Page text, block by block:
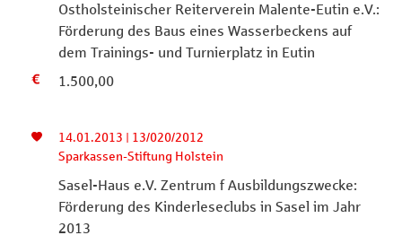
Ostholsteinischer Reiterverein Malente-Eutin e.V.:
Förderung des Baus eines Wasserbeckens auf
dem Trainings- und Turnierplatz in Eutin
1.500,00
14.01.2013 | 13/020/2012
Sparkassen-Stiftung Holstein
Sasel-Haus e.V. Zentrum f Ausbildungszwecke:
Förderung des Kinderleseclubs in Sasel im Jahr
2013